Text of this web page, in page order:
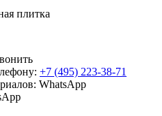
плитка
+7 (495) 223-38-71
WhatsApp